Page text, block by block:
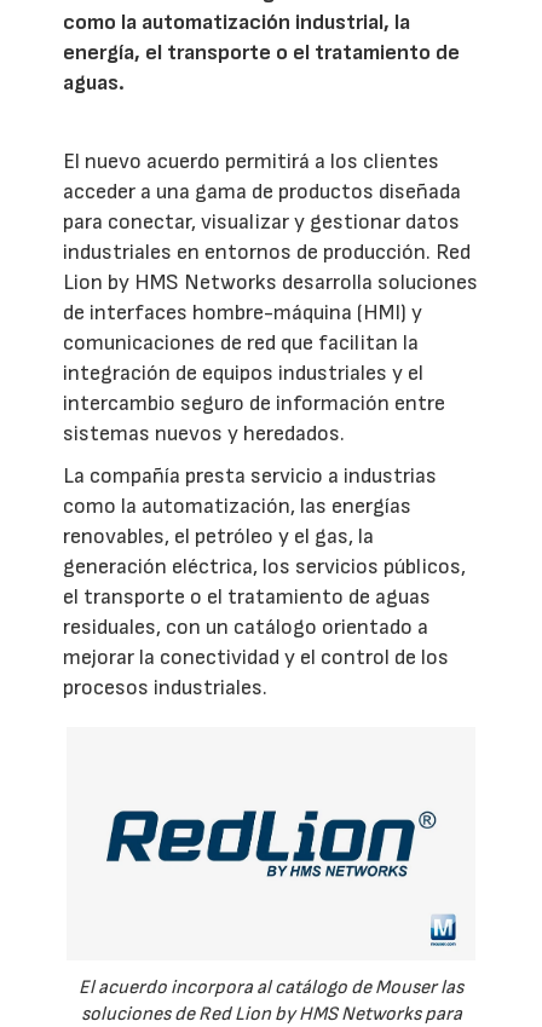
como la automatización industrial, la
energía, el transporte o el tratamiento de
aguas.
El nuevo acuerdo permitirá a los clientes
acceder a una gama de productos diseñada
para conectar, visualizar y gestionar datos
industriales en entornos de producción. Red
Lion by HMS Networks desarrolla soluciones
de interfaces hombre-máquina (HMI) y
comunicaciones de red que facilitan la
integración de equipos industriales y el
intercambio seguro de información entre
sistemas nuevos y heredados.
La compañía presta servicio a industrias
como la automatización, las energías
renovables, el petróleo y el gas, la
generación eléctrica, los servicios públicos,
el transporte o el tratamiento de aguas
residuales, con un catálogo orientado a
mejorar la conectividad y el control de los
procesos industriales.
El acuerdo incorpora al catálogo de Mouser las
soluciones de Red Lion by HMS Networks para